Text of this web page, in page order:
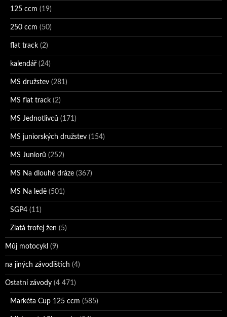
125 ccm (19)
250 ccm (50)
flat track (2)
kalendář (24)
MS družstev (281)
MS flat track (2)
MS Jednotlivců (171)
MS juniorských družstev (154)
MS Juniorů (252)
MS Na dlouhé dráze (367)
MS Na ledě (501)
SGP4 (11)
Zlatá trofej žen (5)
Můj motocykl (9)
na jiných závodištích (4)
Ostatní závody (4 471)
Markéta Cup 125 ccm (585)